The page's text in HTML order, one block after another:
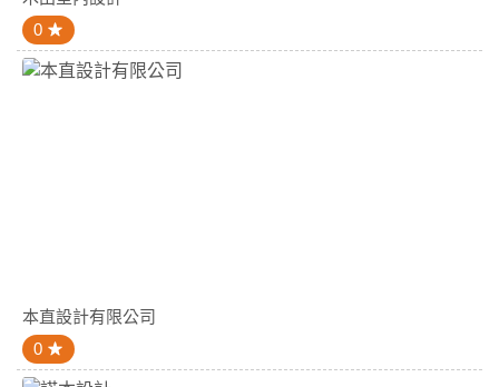
0
本直設計有限公司
0